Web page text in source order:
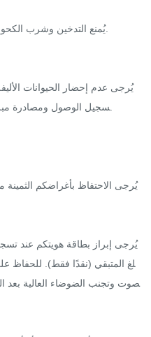
سجيل الوصول ومصادرة
يُرجى الاحتفاظ بأغراضكم
يُرجى إبراز بطاقة هويتكم عند
لغ المتبقي (نقدًا فقط). للحفاظ
صوت وتجنب الضوضاء العالية بعد